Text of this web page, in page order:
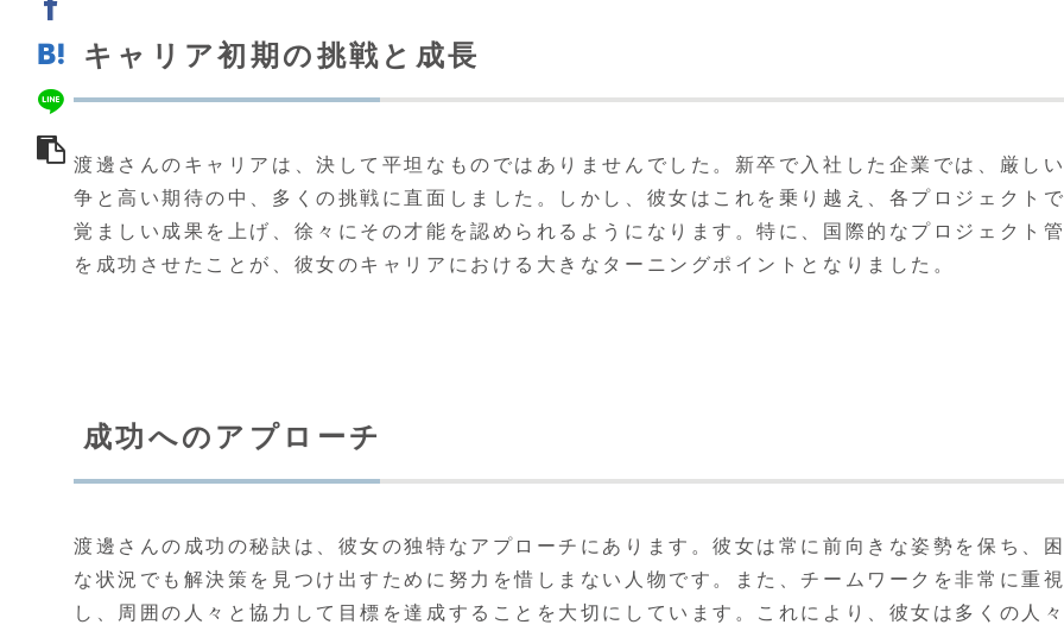
キャリア初期の挑戦と成長
渡邊さんのキャリアは、決して平坦なものではありませんでした。新卒で入社した企業では、厳し
争と高い期待の中、多くの挑戦に直面しました。しかし、彼女はこれを乗り越え、各プロジェクトで
覚ましい成果を上げ、徐々にその才能を認められるようになります。特に、国際的なプロジェクト
を成功させたことが、彼女のキャリアにおける大きなターニングポイントとなりました。
成功へのアプローチ
渡邊さんの成功の秘訣は、彼女の独特なアプローチにあります。彼女は常に前向きな姿勢を保ち、
な状況でも解決策を見つけ出すために努力を惜しまない人物です。また、チームワークを非常に重視
し、周囲の人々と協力して目標を達成することを大切にしています。これにより、彼女は多くの人